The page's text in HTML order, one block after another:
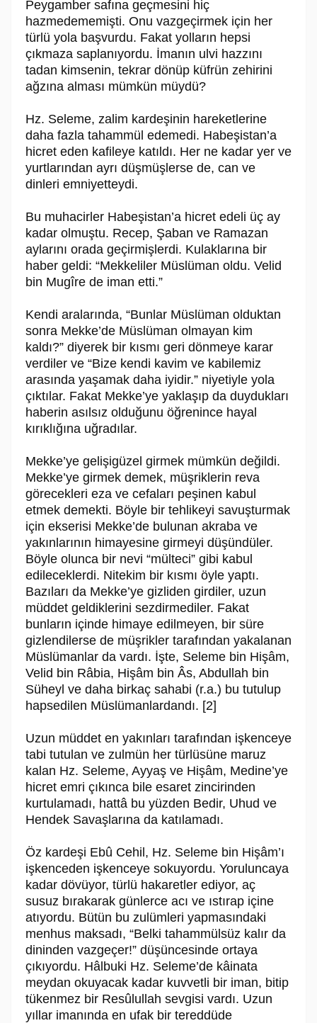
Peygamber safına geçmesini hiç
hazmedememişti. Onu vazgeçirmek için her
türlü yola başvurdu. Fakat yolların hepsi
çıkmaza saplanıyordu. İmanın ulvi hazzını
tadan kimsenin, tekrar dönüp küfrün zehirini
ağzına alması mümkün müydü?
Hz. Seleme, zalim kardeşinin hareketlerine
daha fazla tahammül edemedi. Habeşistan’a
hicret eden kafileye katıldı. Her ne kadar yer ve
yurtlarından ayrı düşmüşlerse de, can ve
dinleri emniyetteydi.
Bu muhacirler Habeşistan’a hicret edeli üç ay
kadar olmuştu. Recep, Şaban ve Ramazan
aylarını orada geçirmişlerdi. Kulaklarına bir
haber geldi: “Mekkeliler Müslüman oldu. Velid
bin Mugîre de iman etti.”
Kendi aralarında, “Bunlar Müslüman olduktan
sonra Mekke’de Müslüman olmayan kim
kaldı?” diyerek bir kısmı geri dönmeye karar
verdiler ve “Bize kendi kavim ve kabilemiz
arasında yaşamak daha iyidir.” niyetiyle yola
çıktılar. Fakat Mekke’ye yaklaşıp da duydukları
haberin asılsız olduğunu öğrenince ha­yal
kırıklığına uğradılar.
Mekke’ye gelişigüzel girmek mümkün değildi.
Mekke’ye girmek demek, müşriklerin reva
görecekleri eza ve cefaları peşinen kabul
etmek demekti. Böy­le bir tehlikeyi savuşturmak
için ekserisi Mekke’de bulunan akraba ve
yakınlarının himayesine girmeyi düşündüler.
Böyle olunca bir nevi “mülteci” gibi kabul
edileceklerdi. Nitekim bir kıs­mı öyle yaptı.
Bazıları da Mekke’ye gizliden girdi­ler, uzun
müddet geldiklerini sezdirmediler. Fakat
bunların içinde himaye edil­meyen, bir süre
gizlendilerse de müşrikler tarafından yakalanan
Müslümanlar da vardı. İşte, Seleme bin Hişâm,
Velid bin Râbia, Hişâm bin Âs, Abdullah bin
Süheyl ve daha birkaç sahabi (r.a.) bu tutulup
hapsedilen Müslümanlardandı. [2]
Uzun müddet en yakınları tarafından işkenceye
tabi tutulan ve zulmün her türlüsüne maruz
kalan Hz. Seleme, Ayyaş ve Hişâm, Medine’ye
hicret emri çı­kınca bile esaret zincirinden
kurtulamadı, hattâ bu yüzden Bedir, Uhud ve
Hen­dek Savaşlarına da katılamadı.
Öz kardeşi Ebû Cehil, Hz. Seleme bin Hişâm’ı
işkenceden işkenceye soku­yordu. Yoruluncaya
kadar dövüyor, türlü hakaretler ediyor, aç
susuz bırakarak günlerce acı ve ıstırap içine
atıyordu. Bütün bu zulümleri yapmasındaki
men­hus maksadı, “Belki tahammülsüz kalır da
dininden vazgeçer!” düşüncesinde ortaya
çıkıyordu. Hâlbuki Hz. Seleme’de kâinata
meydan okuyacak kadar kuv­vetli bir iman, bitip
tükenmez bir Re­sû­lul­lah sevgisi vardı. Uzun
yıllar imanında en ufak bir tereddüde